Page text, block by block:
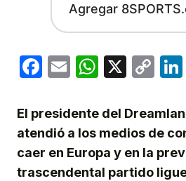
Agregar
Facebook
Email X
El presidente del
atendió a los medios de
caer en Europa y en la
trascendental partido